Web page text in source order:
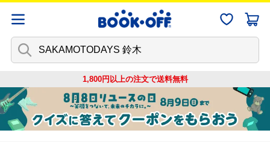
1,800円以上の注文で送料無料